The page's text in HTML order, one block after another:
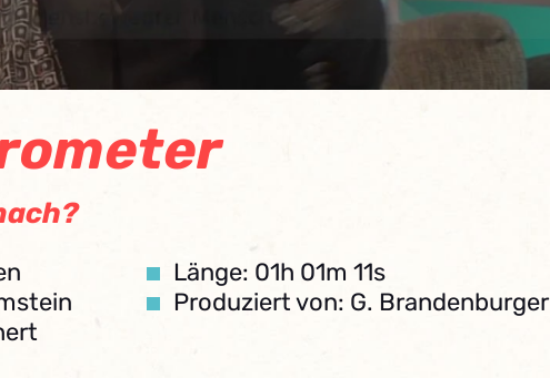
Länge: 01h 01m 11s
Produziert von: G. Brandenburger